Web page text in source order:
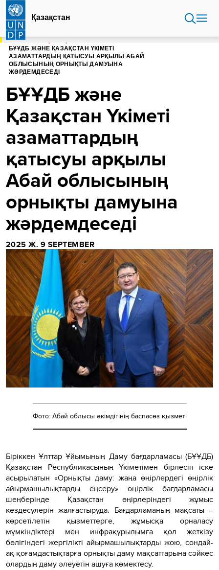
Skip
main
content
Қазақстан
БАСТЫ БЕТ
БҰҰДБ ЖӘНЕ ҚАЗАҚСТАН ҮКІМЕТІ
АЗАМАТТАРДЫҢ ҚАТЫСУЫ АРҚЫЛЫ АБАЙ
ОБЛЫСЫНЫҢ ОРНЫҚТЫ ДАМУЫНА
ЖӘРДЕМДЕСЕДІ
БҰҰДБ және
Қазақстан Үкіметі
азаматтардың
қатысуы арқылы
Абай облысының
орнықты дамуына
жәрдемдеседі
2025 Ж. 9 SEPTEMBER
Фото: Абай облысы әкімдігінің баспасөз қызметі
Біріккен Ұлттар Ұйымының Даму бағдарламасы (БҰҰДБ)
Қазақстан Республикасының Үкіметімен бірлесіп іске
асырылатын «Орнықты даму: жаңа өңірлердегі өңірлік
айырмашылықтарды еңсеру» өңірлік бағдарламасы
шеңберінде Қазақстан өңірлеріндегі жұмыс
кездесулерін жалғастыруда. Бағдарламаның мақсаты –
көрсетілетін қызметтерге, жұмысқа орналасу
мүмкіндіктері мен инфрақұрылымға қол жеткізу
бөлігіндегі жергілікті айырмашылықтарды жою, сондай-
ақ қоғамдастықтарға орнықты даму мақсаттарына сәйкес
олардың даму әлеуетін ашуға көмектесу.